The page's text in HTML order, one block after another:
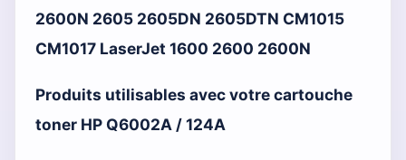
2600N 2605 2605DN 2605DTN CM1015
CM1017 LaserJet 1600 2600 2600N
Produits utilisables avec votre cartouche
toner HP Q6002A / 124A